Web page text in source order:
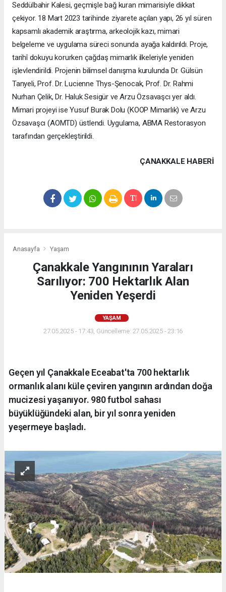
Seddülbahir Kalesi, geçmişle bağ kuran mimarisiyle dikkat
çekiyor. 18 Mart 2023 tarihinde ziyarete açılan yapı, 26 yıl süren
kapsamlı akademik araştırma, arkeolojik kazı, mimari
belgeleme ve uygulama süreci sonunda ayağa kaldırıldı. Proje,
tarihî dokuyu korurken çağdaş mimarlık ilkeleriyle yeniden
işlevlendirildi. Projenin bilimsel danışma kurulunda Dr. Gülsün
Tanyeli, Prof. Dr. Lucienne Thys-Şenocak, Prof. Dr. Rahmi
Nurhan Çelik, Dr. Haluk Sesigür ve Arzu Özsavaşcı yer aldı.
Mimari projeyi ise Yusuf Burak Dolu (KOOP Mimarlık) ve Arzu
Özsavaşcı (AOMTD) üstlendi. Uygulama, ABMA Restorasyon
tarafından gerçekleştirildi.
ÇANAKKALE HABERİ
Anasayfa Yaşam
Çanakkale Yangınının Yaraları
Sarılıyor: 700 Hektarlık Alan
Yeniden Yeşerdi
YAŞAM
27.05.2025 - 17:43, Güncelleme: 27.05.2025 - 23:16
Geçen yıl Çanakkale Eceabat'ta 700 hektarlık
ormanlık alanı küle çeviren yangının ardından doğa
mucizesi yaşanıyor. 980 futbol sahası
büyüklüğündeki alan, bir yıl sonra yeniden
yeşermeye başladı.